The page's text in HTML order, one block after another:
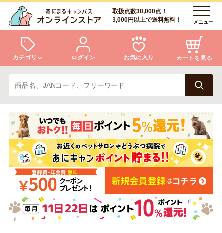
取扱点数30,000点！
3,000円以上で送料無料！
メニュー
カテゴリ
犬 猫
小動物・鳥 アクア・爬虫類・昆虫
ドッグフード キャットフード
美容・ケア用品 服・おさんぽ用品
ログイン お気に入り カートを見る
ログイン
会員登録
あにまるキャンパスについて
アフターサービス
商品リクエスト